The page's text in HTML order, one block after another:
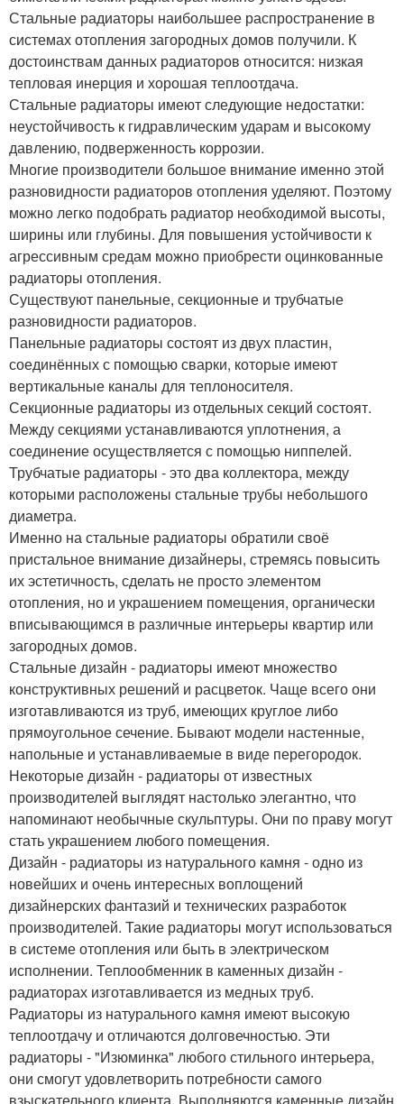
Стальные радиаторы наибольшее распространение в
системах отопления загородных домов получили. К
достоинствам данных радиаторов относится: низкая
тепловая инерция и хорошая теплоотдача.
Стальные радиаторы имеют следующие недостатки:
неустойчивость к гидравлическим ударам и высокому
давлению, подверженность коррозии.
Многие производители большое внимание именно этой
разновидности радиаторов отопления уделяют. Поэтому
можно легко подобрать радиатор необходимой высоты,
ширины или глубины. Для повышения устойчивости к
агрессивным средам можно приобрести оцинкованные
радиаторы отопления.
Существуют панельные, секционные и трубчатые
разновидности радиаторов.
Панельные радиаторы состоят из двух пластин,
соединённых с помощью сварки, которые имеют
вертикальные каналы для теплоносителя.
Секционные радиаторы из отдельных секций состоят.
Между секциями устанавливаются уплотнения, а
соединение осуществляется с помощью ниппелей.
Трубчатые радиаторы - это два коллектора, между
которыми расположены стальные трубы небольшого
диаметра.
Именно на стальные радиаторы обратили своё
пристальное внимание дизайнеры, стремясь повысить
их эстетичность, сделать не просто элементом
отопления, но и украшением помещения, органически
вписывающимся в различные интерьеры квартир или
загородных домов.
Стальные дизайн - радиаторы имеют множество
конструктивных решений и расцветок. Чаще всего они
изготавливаются из труб, имеющих круглое либо
прямоугольное сечение. Бывают модели настенные,
напольные и устанавливаемые в виде перегородок.
Некоторые дизайн - радиаторы от известных
производителей выглядят настолько элегантно, что
напоминают необычные скульптуры. Они по праву могут
стать украшением любого помещения.
Дизайн - радиаторы из натурального камня - одно из
новейших и очень интересных воплощений
дизайнерских фантазий и технических разработок
производителей. Такие радиаторы могут использоваться
в системе отопления или быть в электрическом
исполнении. Теплообменник в каменных дизайн -
радиаторах изготавливается из медных труб.
Радиаторы из натурального камня имеют высокую
теплоотдачу и отличаются долговечностью. Эти
радиаторы - "Изюминка" любого стильного интерьера,
они смогут удовлетворить потребности самого
взыскательного клиента. Выполняются каменные дизайн